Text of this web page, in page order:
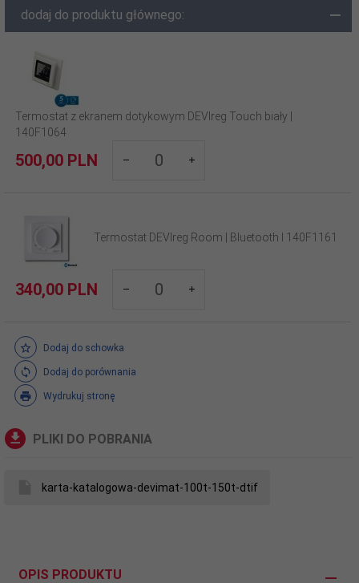
dodaj do produktu głównego:
Termostat z ekranem dotykowym DEVIreg Touch biały |
140F1064
500,00 PLN
Termostat DEVIreg Room | Bluetooth I 140F1161
340,00 PLN
Dodaj do schowka
Dodaj do porównania
Wydrukuj stronę
PLIKI DO POBRANIA
karta-katalogowa-devimat-100t-150t-dtif
OPIS PRODUKTU